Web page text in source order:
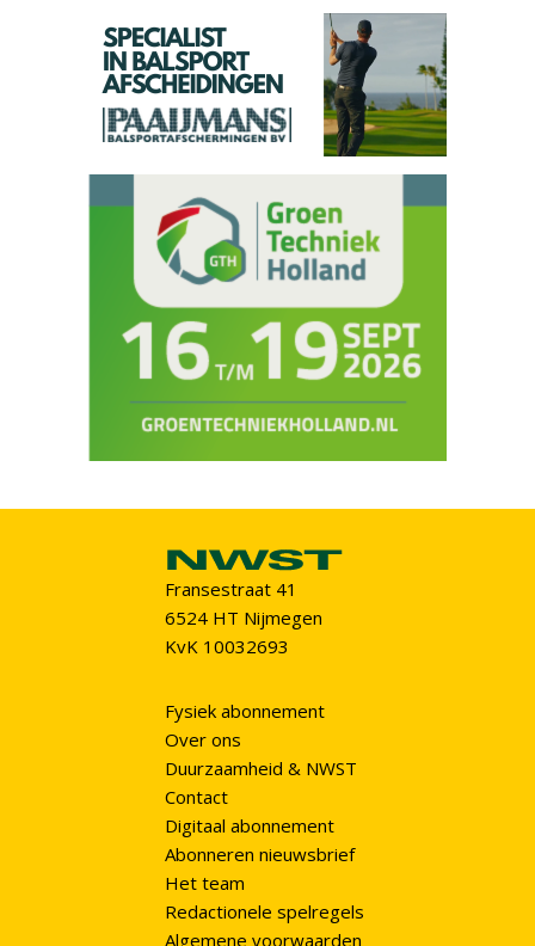
Fransestraat 41
6524 HT Nijmegen
KvK 10032693
Fysiek abonnement
Over ons
Duurzaamheid & NWST
Contact
Digitaal abonnement
Abonneren nieuwsbrief
Het team
Redactionele spelregels
Algemene voorwaarden